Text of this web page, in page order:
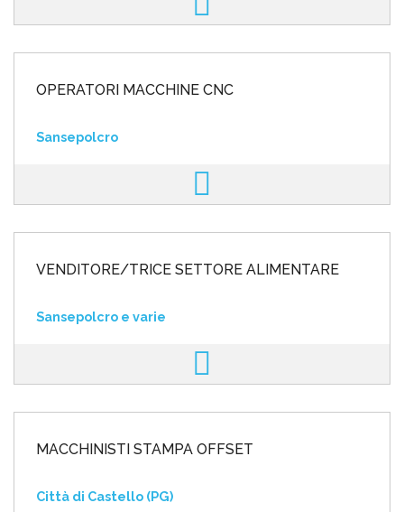
OPERATORI MACCHINE CNC
Sansepolcro
VENDITORE/TRICE SETTORE ALIMENTARE
Sansepolcro e varie
MACCHINISTI STAMPA OFFSET
Città di Castello (PG)